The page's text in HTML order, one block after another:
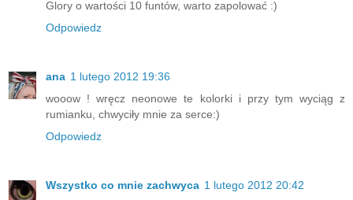
Glory o wartości 10 funtów, warto zapolować :)
Odpowiedz
ana 1 lutego 2012 19:36
wooow ! wręcz neonowe te kolorki i przy tym wyciąg z
rumianku, chwyciły mnie za serce:)
Odpowiedz
Wszystko co mnie zachwyca 1 lutego 2012 20:42